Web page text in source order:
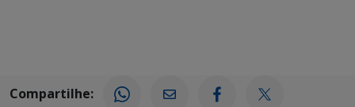
Compartilhe: